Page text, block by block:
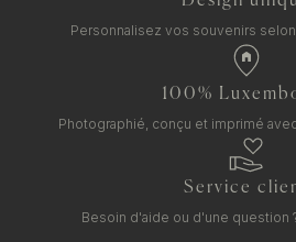
Personnalisez vos souvenirs
100%
Photographié, conçu et imprimé
Service
Besoin d'aide ou d'une question